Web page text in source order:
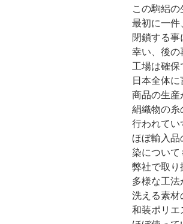
この駒絽
最初に一件
閉鎖する事
幸い、後の
工場は確保
日本全体
商品の生産
絹織物の糸
行われてい
ほぼ輸入品
染について
弊社で取り
多様な工法
洗える素材
和装ポリエ